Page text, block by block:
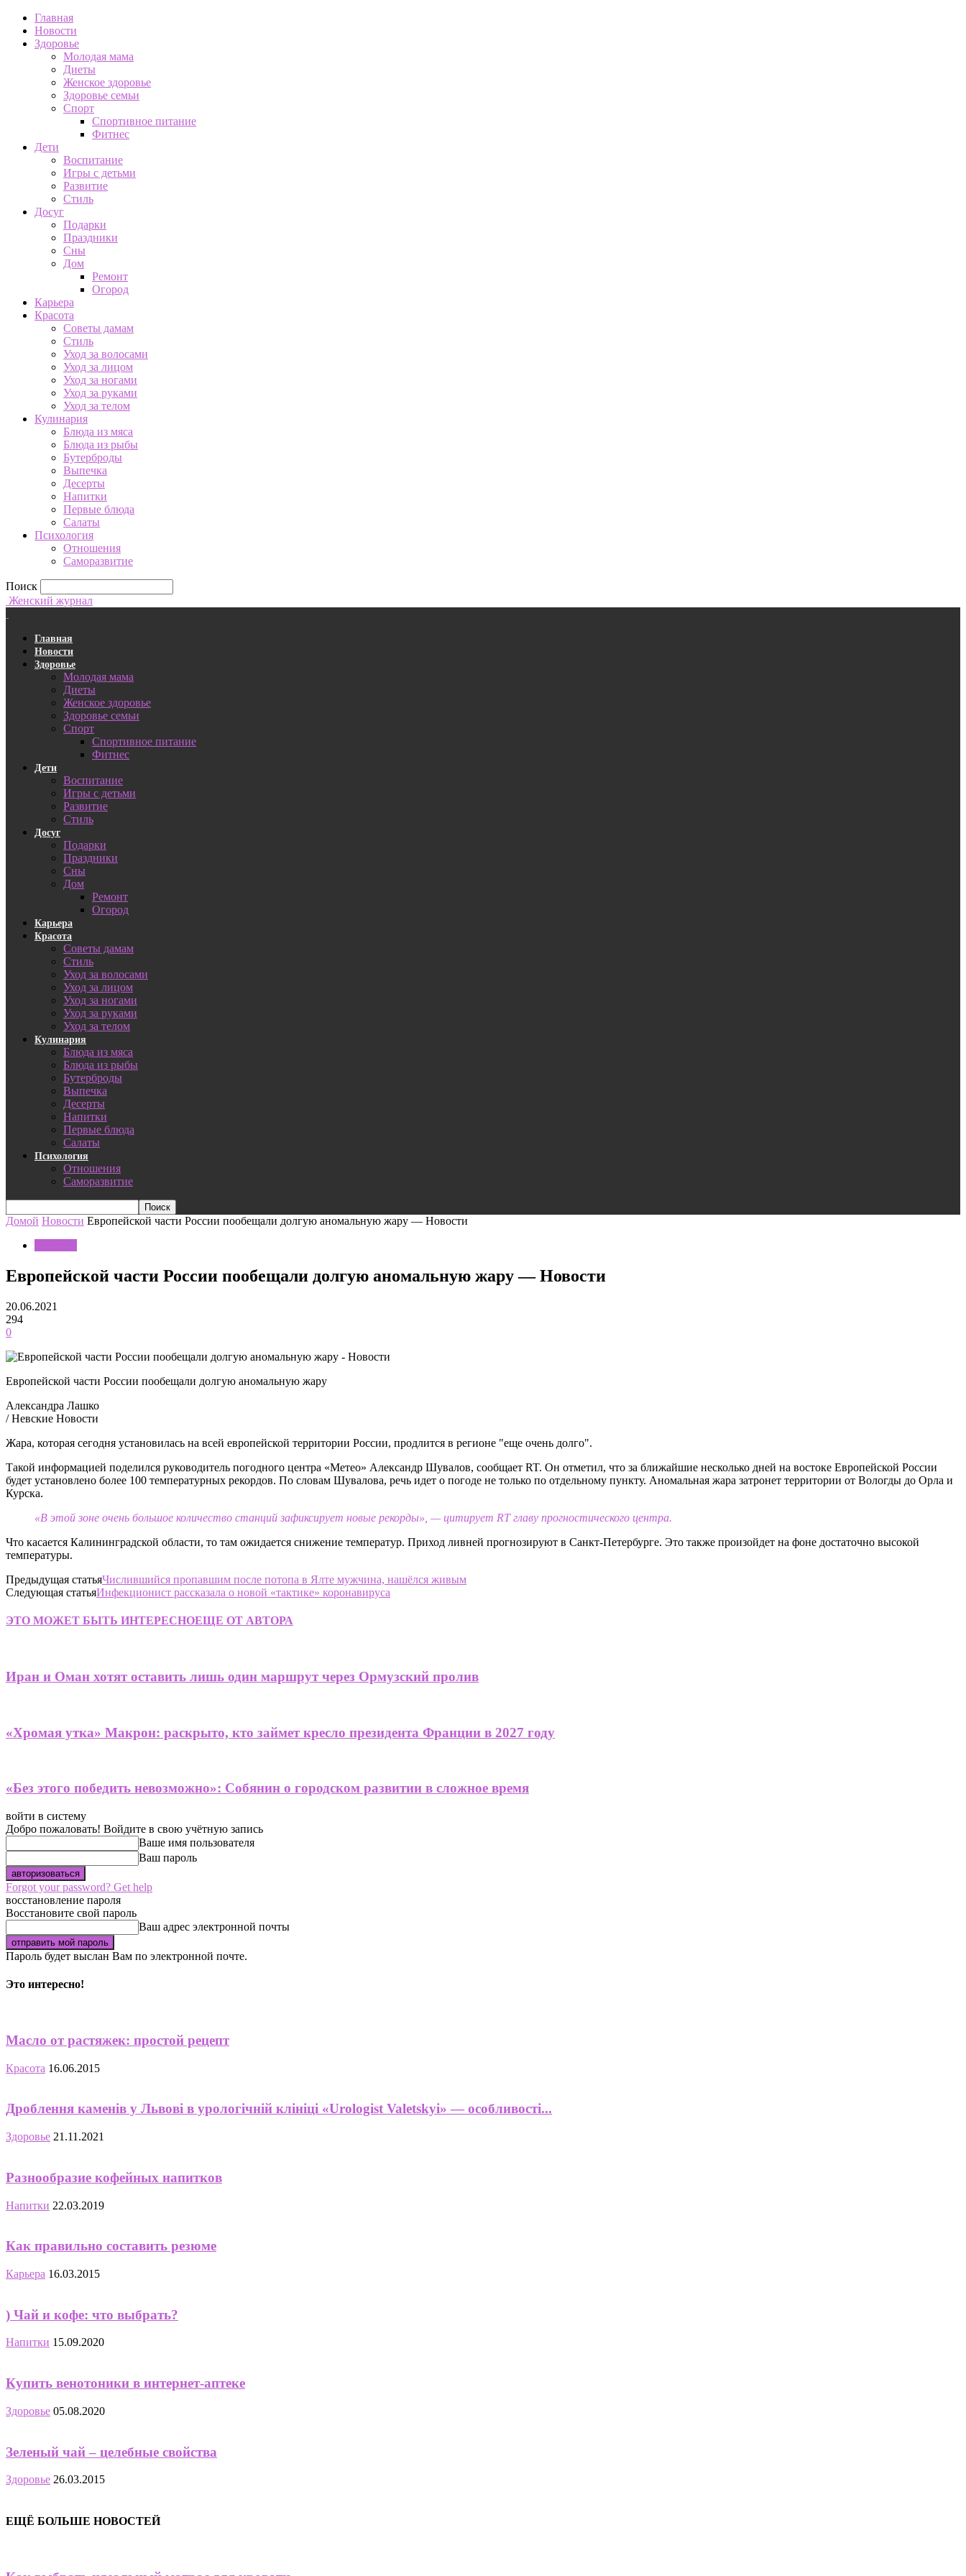
Главная
Новости
Здоровье
Молодая мама
Диеты
Женское здоровье
Здоровье семьи
Спорт
Спортивное питание
Фитнес
Дети
Воспитание
Игры с детьми
Развитие
Стиль
Досуг
Подарки
Праздники
Сны
Дом
Ремонт
Огород
Карьера
Красота
Советы дамам
Стиль
Уход за волосами
Уход за лицом
Уход за ногами
Уход за руками
Уход за телом
Кулинария
Блюда из мяса
Блюда из рыбы
Бутерброды
Выпечка
Десерты
Напитки
Первые блюда
Салаты
Психология
Отношения
Саморазвитие
Поиск
Женский журнал
Главная
Новости
Здоровье
Молодая мама
Диеты
Женское здоровье
Здоровье семьи
Спорт
Спортивное питание
Фитнес
Дети
Воспитание
Игры с детьми
Развитие
Стиль
Досуг
Подарки
Праздники
Сны
Дом
Ремонт
Огород
Карьера
Красота
Советы дамам
Стиль
Уход за волосами
Уход за лицом
Уход за ногами
Уход за руками
Уход за телом
Кулинария
Блюда из мяса
Блюда из рыбы
Бутерброды
Выпечка
Десерты
Напитки
Первые блюда
Салаты
Психология
Отношения
Саморазвитие
Домой Новости Европейской части России пообещали долгую аномальную жару — Новости
Европейской части России пообещали долгую аномальную жару — Новости
20.06.2021
294
0
Европейской части России пообещали долгую аномальную жару
Александра Лашко
/ Невские Новости
Жара, которая сегодня установилась на всей европейской территории России, продлится в регионе "еще очень долго".
Такой информацией поделился руководитель погодного центра «Метео» Александр Шувалов, сообщает RT. Он отметил, что за ближайшие несколько дней на востоке Европейской России
будет установлено более 100 температурных рекордов. По словам Шувалова, речь идет о погоде не только по отдельному пункту. Аномальная жара затронет территории от Вологды до Орла и
Курска.
«В этой зоне очень большое количество станций зафиксирует новые рекорды», — цитирует RT главу прогностического центра.
Что касается Калининградской области, то там ожидается снижение температур. Приход ливней прогнозируют в Санкт-Петербурге. Это также произойдет на фоне достаточно высокой
температуры.
Предыдущая статьяЧислившийся пропавшим после потопа в Ялте мужчина, нашёлся живым
Следующая статьяИнфекционист рассказала о новой «тактике» коронавируса
ЭТО МОЖЕТ БЫТЬ ИНТЕРЕСНОЕЩЕ ОТ АВТОРА
Иран и Оман хотят оставить лишь один маршрут через Ормузский пролив
«Хромая утка» Макрон: раскрыто, кто займет кресло президента Франции в 2027 году
«Без этого победить невозможно»: Собянин о городском развитии в сложное время
войти в систему
Добро пожаловать! Войдите в свою учётную запись
Ваше имя пользователя
Ваш пароль
Forgot your password? Get help
восстановление пароля
Восстановите свой пароль
Ваш адрес электронной почты
Пароль будет выслан Вам по электронной почте.
Это интересно!
Масло от растяжек: простой рецепт
Красота 16.06.2015
Дроблення каменів у Львові в урологічній клініці «Urologist Valetskyi» — особливості...
Здоровье 21.11.2021
Разнообразие кофейных напитков
Напитки 22.03.2019
Как правильно составить резюме
Карьера 16.03.2015
) Чай и кофе: что выбрать?
Напитки 15.09.2020
Купить венотоники в интернет-аптеке
Здоровье 05.08.2020
Зеленый чай – целебные свойства
Здоровье 26.03.2015
ЕЩЁ БОЛЬШЕ НОВОСТЕЙ